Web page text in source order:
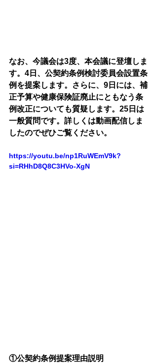
なお、今議会は3度、本会議に登壇しま
す。4日、公契約条例検討委員会設置条
例を提案します。さらに、9日には、補
正予算や健康保険証廃止にともなう条
例改正についても質疑します。25日は
一般質問です。詳しくは動画配信しま
したのでぜひご覧ください。
https://youtu.be/np1RuWEmV9k?
si=RHhD8Q8C3HVo-XgN
①公契約条例提案理由説明